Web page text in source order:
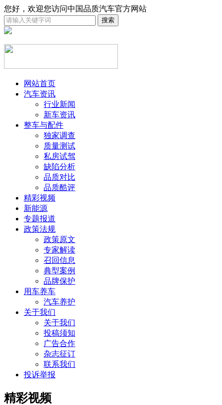
您好，欢迎您访问中国品质汽车官方网站
网站首页
汽车资讯
行业新闻
新车资讯
整车与配件
独家调查
质量测试
私房试驾
缺陷分析
品质对比
品质酷评
精彩视频
新能源
专题报道
政策法规
政策原文
专家解读
召回信息
典型案例
品牌保护
用车养车
汽车养护
关于我们
关于我们
投稿须知
广告合作
杂志征订
联系我们
投诉举报
精彩视频